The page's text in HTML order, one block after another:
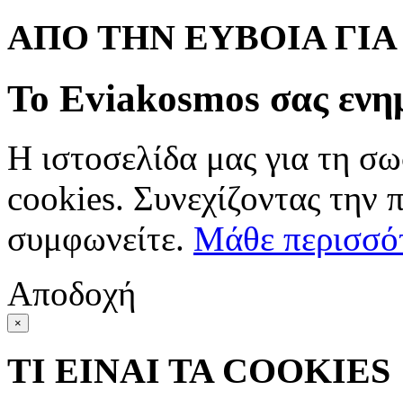
ΑΠΟ ΤΗΝ ΕΥΒΟΙΑ
Το Eviakosmos σας
Η ιστοσελίδα μας για τη
cookies. Συνεχίζοντας την
συμφωνείτε. Μάθε
Αποδοχή
×
ΤΙ ΕΙΝΑΙ ΤΑ COOKIES